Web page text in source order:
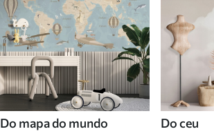
Do mapa do mundo Do ceu